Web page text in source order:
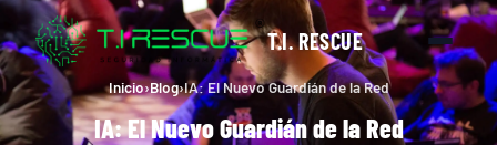
T.I. RESCUE
Inicio›Blog›IA: El Nuevo Guardián de la Red
IA: El Nuevo Guardián de la Red